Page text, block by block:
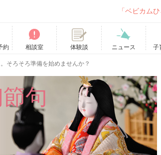
「ベビカム
約 相談室 体験談 ニュース 子
そろそろ準備を始めませんか？
句